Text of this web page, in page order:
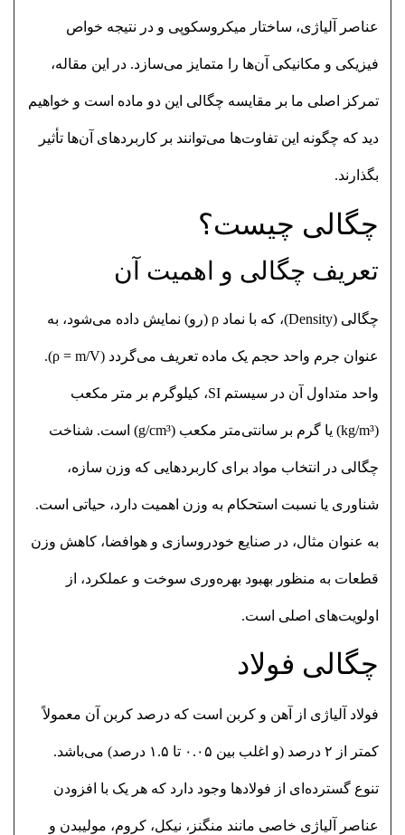
عناصر آلیاژی، ساختار میکروسکوپی و در نتیجه خواص
فیزیکی و مکانیکی آن‌ها را متمایز می‌سازد. در این مقاله،
تمرکز اصلی ما بر مقایسه چگالی این دو ماده است و خواهیم
دید که چگونه این تفاوت‌ها می‌توانند بر کاربردهای آن‌ها تأثیر
بگذارند.
چگالی چیست؟
تعریف چگالی و اهمیت آن
چگالی (Density)، که با نماد ρ (رو) نمایش داده می‌شود، به
عنوان جرم واحد حجم یک ماده تعریف می‌گردد (ρ = m/V).
واحد متداول آن در سیستم SI، کیلوگرم بر متر مکعب
(kg/m³) یا گرم بر سانتی‌متر مکعب (g/cm³) است. شناخت
چگالی در انتخاب مواد برای کاربردهایی که وزن سازه،
شناوری یا نسبت استحکام به وزن اهمیت دارد، حیاتی است.
به عنوان مثال، در صنایع خودروسازی و هوافضا، کاهش وزن
قطعات به منظور بهبود بهره‌وری سوخت و عملکرد، از
اولویت‌های اصلی است.
چگالی فولاد
فولاد آلیاژی از آهن و کربن است که درصد کربن آن معمولاً
کمتر از ۲ درصد (و اغلب بین ۰.۰۵ تا ۱.۵ درصد) می‌باشد.
تنوع گسترده‌ای از فولادها وجود دارد که هر یک با افزودن
عناصر آلیاژی خاصی مانند منگنز، نیکل، کروم، مولیبدن و